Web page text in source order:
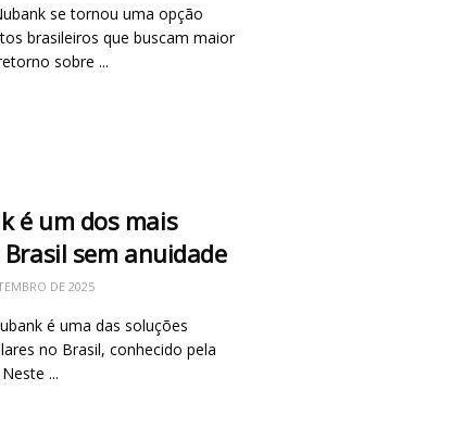
se tornou uma opção
brasileiros que buscam maior
sobre ...
é um dos mais
sem anuidade
DE 2025
é uma das soluções
no Brasil, conhecido pela
...